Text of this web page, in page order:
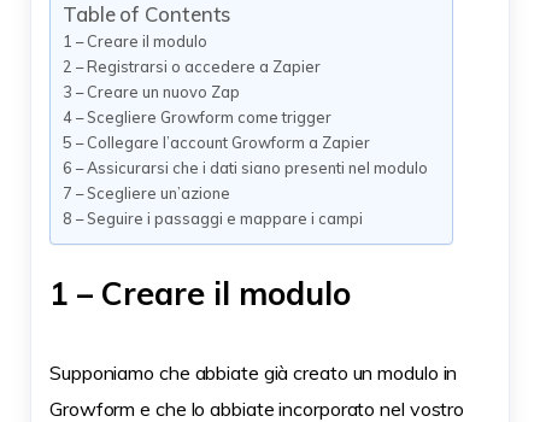
Table of Contents
1 – Creare il modulo
2 – Registrarsi o accedere a Zapier
3 – Creare un nuovo Zap
4 – Scegliere Growform come trigger
5 – Collegare l’account Growform a Zapier
6 – Assicurarsi che i dati siano presenti nel modulo
7 – Scegliere un’azione
8 – Seguire i passaggi e mappare i campi
1 – Creare il modulo
Supponiamo che abbiate già creato un modulo in
Growform e che lo abbiate incorporato nel vostro